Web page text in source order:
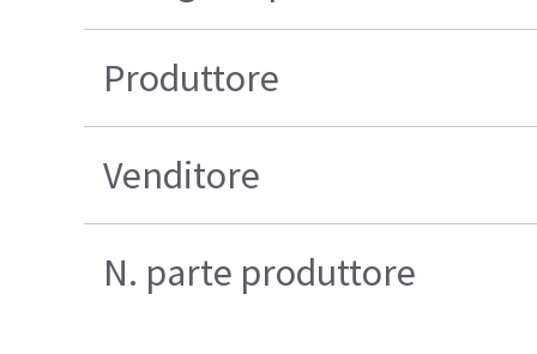
Produttore
Venditore
N. parte produttore